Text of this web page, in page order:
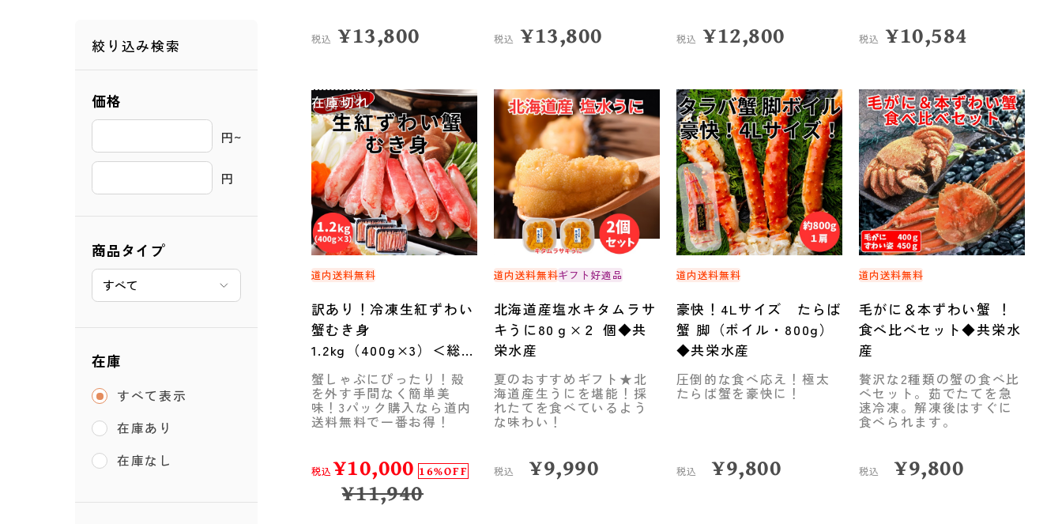
絞り込み検索
価格
円~
円
商品タイプ
在庫
すべて表示
在庫あり
在庫なし
税込 ¥13,800 税込 ¥13,800 税込 ¥12,800 税込 ¥10,584
在庫切れ
道内送料無料
訳あり！冷凍生紅ずわい
蟹むき身
1.2kg（400g×3）＜総重
量500g×3＞◆共栄水産
蟹しゃぶにぴったり！殻
を外す手間なく簡単美
味！3パック購入なら道内
送料無料で一番お得！
税込 ¥10,000 16%OFF
¥11,940
道内送料無料ギフト好適品
北海道産塩水キタムラサ
キうに80ｇ×２ 個◆共
栄水産
夏のおすすめギフト★北
海道産生うにを堪能！採
れたてを食べているよう
な味わい！
税込 ¥9,990
道内送料無料
豪快！4Lサイズ たらば
蟹 脚（ボイル・800g）
◆共栄水産
圧倒的な食べ応え！極太
たらば蟹を豪快に！
税込 ¥9,800
道内送料無料
毛がに＆本ずわい蟹 ！
食べ比べセット◆共栄水
産
贅沢な2種類の蟹の食べ比
べセット。茹でたてを急
速冷凍。解凍後はすぐに
食べられます。
税込 ¥9,800